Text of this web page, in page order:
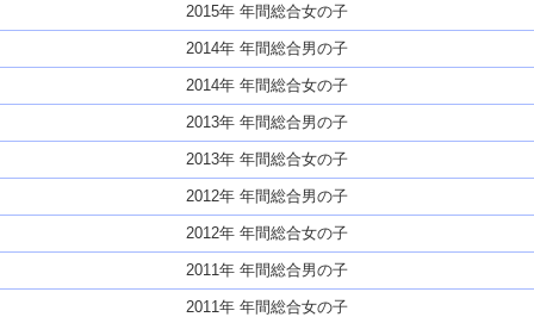
2015年 年間総合女の子
2014年 年間総合男の子
2014年 年間総合女の子
2013年 年間総合男の子
2013年 年間総合女の子
2012年 年間総合男の子
2012年 年間総合女の子
2011年 年間総合男の子
2011年 年間総合女の子